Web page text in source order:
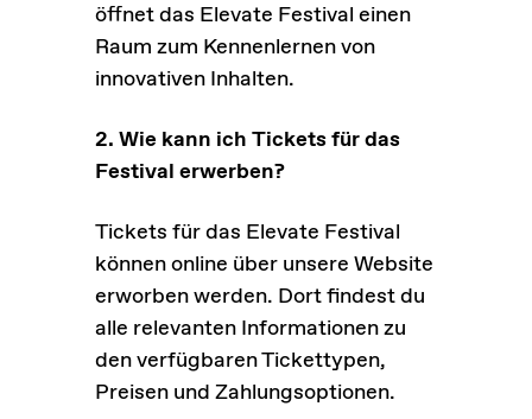
öffnet das Elevate Festival einen
Raum zum Kennenlernen von
innovativen Inhalten.
2. Wie kann ich Tickets für das
Festival erwerben?
Tickets für das Elevate Festival
können online über unsere Website
erworben werden. Dort findest du
alle relevanten Informationen zu
den verfügbaren Tickettypen,
Preisen und Zahlungsoptionen.